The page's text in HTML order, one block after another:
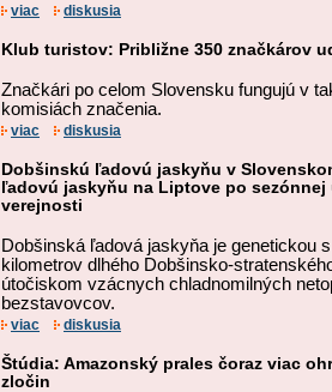
viac diskusia
Klub turistov: Približne 350 značkárov
Značkári po celom Slovensku fungujú v
komisiách značenia.
viac diskusia
Dobšinskú ľadovú jaskyňu v
ľadovú jaskyňu na Liptove po
verejnosti
Dobšinská ľadová jaskyňa je genetickou
kilometrov dlhého Dobšinsko-
útočiskom vzácnych chladnomilných
bezstavovcov.
viac diskusia
Štúdia: Amazonský prales čoraz viac
zločin